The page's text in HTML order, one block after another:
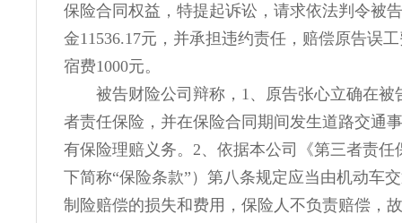
保险合同权益，特提起诉讼，请求依法判令被
金11536.17元，并承担违约责任，赔偿原告误
宿费1000元。
被告财险公司辩称，1、原告张心立确在被
者责任保险，并在保险合同期间发生道路交通
有保险理赔义务。2、依据本公司《第三者责任
下简称“保险条款”）第八条规定应当由机动车
制险赔偿的损失和费用，保险人不负责赔偿，